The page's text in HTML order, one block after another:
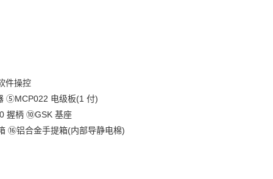
件操控
⑤MCP022 电级板(1 付)
握柄 ⑩GSK 基座
⑯铝合金手提箱(内部导静电棉)